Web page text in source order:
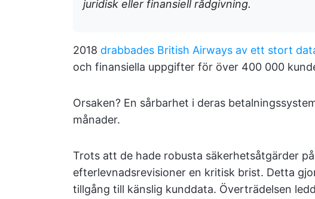
juridisk eller finansiell rådgivning.
2018 drabbades British Airways av ett stort
och finansiella uppgifter för över 400 000
Orsaken? En sårbarhet i deras
månader.
Trots att de hade robusta säkerhetsåtgärder
efterlevnadsrevisioner en kritisk brist. Detta
tillgång till känslig kunddata. Överträdelsen